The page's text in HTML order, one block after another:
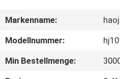
UNS
AUSFLUG
Markenname:
Modellnummer:
Min Bestellmenge: